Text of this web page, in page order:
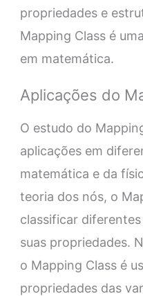
propriedades e
Mapping Class é
em matemática.
Aplicações do
O estudo do
aplicações em
matemática e da
teoria dos nós, o
classificar
suas propriedades.
o Mapping Class é
propriedades das